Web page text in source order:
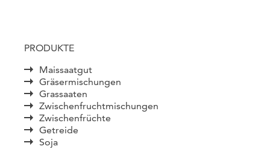
PRODUKTE
Maissaatgut
Gräsermischungen
Grassaaten
Zwischenfruchtmischungen
Zwischenfrüchte
Getreide
Soja